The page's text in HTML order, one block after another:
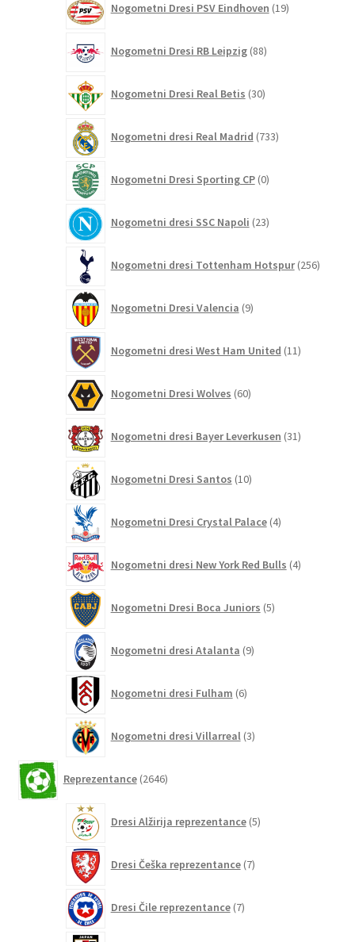
Nogometni Dresi PSV Eindhoven 19izdelkov
Nogometni Dresi RB Leipzig 88izdelkov
Nogometni Dresi Real Betis 30izdelkov
Nogometni dresi Real Madrid 733izdelkov
Nogometni Dresi Sporting CP 0izdelkov
Nogometni dresi SSC Napoli 23izdelkov
Nogometni dresi Tottenham Hotspur 256
Nogometni Dresi Valencia 9izdelkov
Nogometni dresi West Ham United 11izdelkov
Nogometni Dresi Wolves 60izdelkov
Nogometni dresi Bayer Leverkusen 31izdelkov
Nogometni Dresi Santos 10izdelkov
Nogometni Dresi Crystal Palace 4izdelki
Nogometni dresi New York Red Bulls 4izdelki
Nogometni Dresi Boca Juniors 5izdelkov
Nogometni dresi Atalanta 9izdelkov
Nogometni dresi Fulham 6izdelkov
Nogometni dresi Villarreal 3izdelki
Reprezentance 2646izdelkov
Dresi Alžirija reprezentance 5izdelkov
Dresi Češka reprezentance 7izdelkov
Dresi Čile reprezentance 7izdelkov